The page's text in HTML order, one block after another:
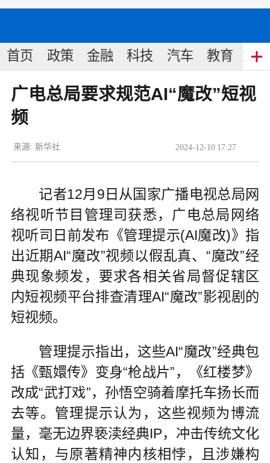
首页 政策 金融 科技 汽车 教育 食
广电总局要求规范AI“魔改”短视
频
2024-12-10 17:27
来源: 新华社
记者12月9日从国家广播电视总局网
络视听节目管理司获悉，广电总局网络
视听司日前发布《管理提示(AI魔改)》指
出近期AI“魔改”视频以假乱真、“魔改”经
典现象频发，要求各相关省局督促辖区
内短视频平台排查清理AI“魔改”影视剧的
短视频。
管理提示指出，这些AI“魔改”经典包
括《甄嬛传》变身“枪战片”，《红楼梦》
改成“武打戏”，孙悟空骑着摩托车扬长而
去等。管理提示认为，这些视频为博流
量，毫无边界亵渎经典IP，冲击传统文化
认知，与原著精神内核相悖，且涉嫌构